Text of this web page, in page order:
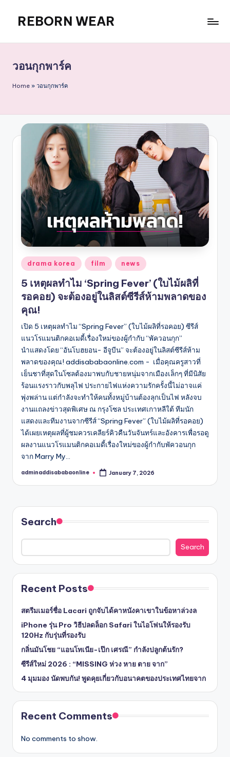
content
REBORN WEAR
วอนกุกพาร์ค
Home » วอนกุกพาร์ค
Posted
in
drama korea film news
5 เหตุผลทำไม ‘Spring Fever’ (ใบไม้ผลิที่
รอคอย) จะต้องอยู่ในลิสต์ซีรีส์ห้ามพลาดของ
คุณ!
เปิด 5 เหตุผลทำไม “Spring Fever” (ใบไม้ผลิที่รอคอย) ซีรีส์
แนวโรแมนติกคอเมดี้เรื่องใหม่ของผู้กำกับ “พัควอนกุก”
นำแสดงโดย “อันโบฮยอน- อีจูบีน” จะต้องอยู่ในลิสต์ซีรีส์ห้าม
พลาดของคุณ! addisababaonline.com - เมื่อคุณครูสาวที่
เย็นชาที่สุดในโซลต้องมาพบกับชายหนุ่มจากเมืองเล็กๆ ที่มีนิสัย
ร้อนแรงราวกับพลุไฟ ประกายไฟแห่งความรักครั้งนี้ไม่อาจแค่
พุ่งพล่าน แต่กำลังจะทำให้คนทั้งหมู่บ้านต้องลุกเป็นไฟ หลังจบ
งานแถลงข่าวสุดพิเศษ ณ กรุงโซล ประเทศเกาหลีใต้ ทีมนัก
แสดงและทีมงานจากซีรีส์ “Spring Fever” (ใบไม้ผลิที่รอคอย)
ได้เผยเหตุผลที่ผู้ชมควรเคลียร์คิวคืนวันจันทร์และอังคารเพื่อรอดู
ผลงานแนวโรแมนติกคอเมดี้เรื่องใหม่ของผู้กำกับพัควอนกุก
จาก Marry My…
Posted
adminaddisababaonline January 7, 2026
Search
Search
Recent Posts
สตรีมเมอร์ชื่อ Lacari ถูกจับได้คาหนังคาเขาในข้อหาล่วงล
iPhone รุ่น Pro วิธีปลดล็อก Safari ในไอโฟนให้รองรับ
120Hz กับรุ่นที่รองรับ
กลิ่นมันโชย “แอนโทเนีย-เป๊ก เศรณี” กำลังปลูกต้นรัก?
ซีรีส์ใหม่ 2026 : “MISSING ห่วง หาย ตาย จาก”
4 มุมมอง นัดพบกัน! พูดคุยเกี่ยวกับอนาคตของประเทศไทยจาก
Recent Comments
No comments to show.